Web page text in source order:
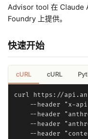
Advisor tool 在 Claude
Foundry 上提供。
快速开始
cURL cURL
curl https://
--header "x-
--header
--header
--header